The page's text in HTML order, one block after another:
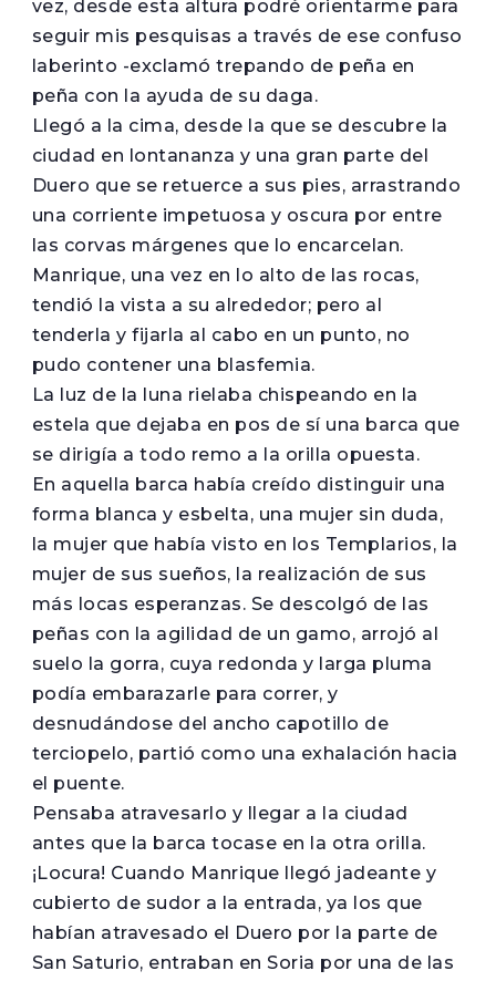
vez, desde esta altura podré orientarme para
seguir mis pesquisas a través de ese confuso
laberinto -exclamó trepando de peña en
peña con la ayuda de su daga.
Llegó a la cima, desde la que se descubre la
ciudad en lontananza y una gran parte del
Duero que se retuerce a sus pies, arrastrando
una corriente impetuosa y oscura por entre
las corvas márgenes que lo encarcelan.
Manrique, una vez en lo alto de las rocas,
tendió la vista a su alrededor; pero al
tenderla y fijarla al cabo en un punto, no
pudo contener una blasfemia.
La luz de la luna rielaba chispeando en la
estela que dejaba en pos de sí una barca que
se dirigía a todo remo a la orilla opuesta.
En aquella barca había creído distinguir una
forma blanca y esbelta, una mujer sin duda,
la mujer que había visto en los Templarios, la
mujer de sus sueños, la realización de sus
más locas esperanzas. Se descolgó de las
peñas con la agilidad de un gamo, arrojó al
suelo la gorra, cuya redonda y larga pluma
podía embarazarle para correr, y
desnudándose del ancho capotillo de
terciopelo, partió como una exhalación hacia
el puente.
Pensaba atravesarlo y llegar a la ciudad
antes que la barca tocase en la otra orilla.
¡Locura! Cuando Manrique llegó jadeante y
cubierto de sudor a la entrada, ya los que
habían atravesado el Duero por la parte de
San Saturio, entraban en Soria por una de las